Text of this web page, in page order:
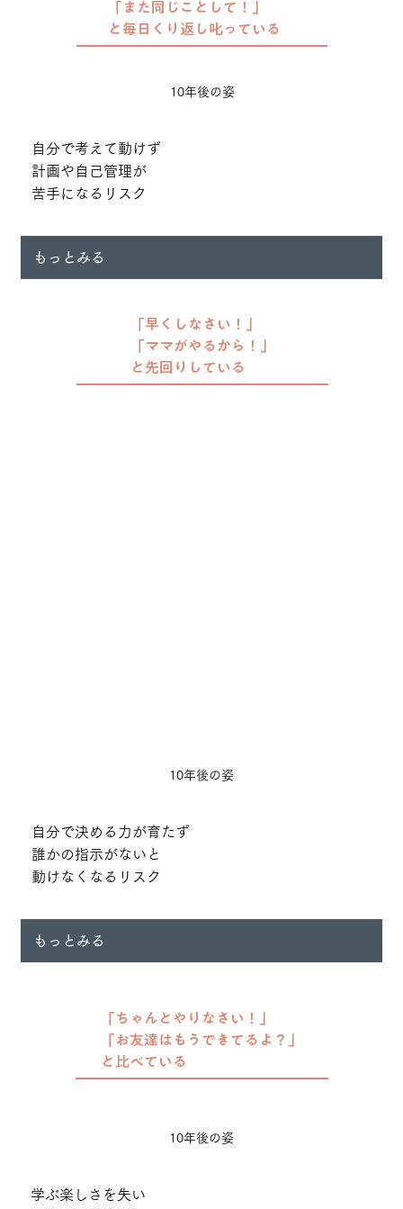
「ちゃんとやりなさい！」
「お友達はもうできてるよ？」
と比べている
10年後の姿
学ぶ楽しさを失い
「早くしなさい！」
「ママがやるから！」
と先回りしている
10年後の姿
自分で決める力が育たず
誰かの指示がないと
動けなくなるリスク
もっとみる
「また同じことして！」
と毎日くり返し叱っている
10年後の姿
自分で考えて動けず
計画や自己管理が
苦手になるリスク
もっとみる